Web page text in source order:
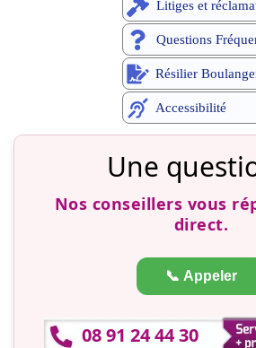
Litiges et
Questions
Résilier
Accessibilité
Une
Nos conseillers vous
direct.
📞 Appeler
08 91 24 44 30